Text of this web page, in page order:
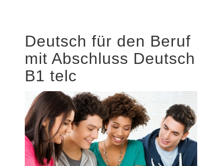
Deutsch für den Beruf
mit Abschluss Deutsch
B1 telc